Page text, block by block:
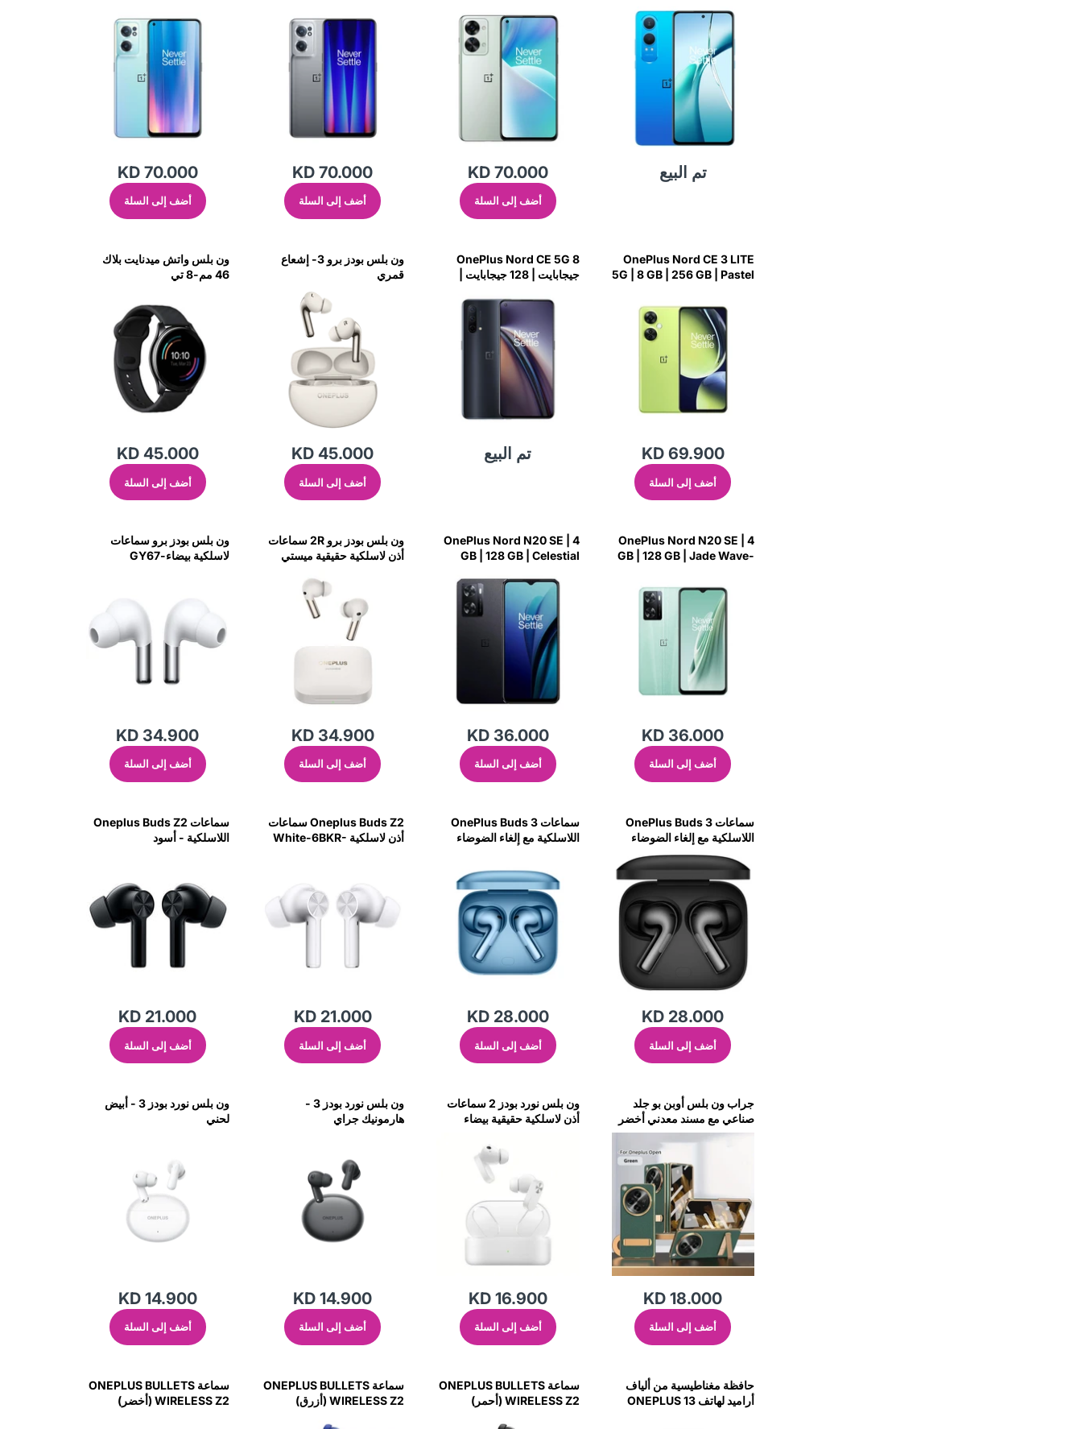
RAM - Mega Blue
تم البيع KD 70.000
أضف إلى السلة
KD 70.000
أضف إلى السلة
KD 70.000
أضف إلى السلة
OnePlus Nord CE 3 LITE
5G | 8 GB | 256 GB | Pastel
KD 69.900
أضف إلى السلة
OnePlus Nord CE 5G 8
جيجابايت | 128 جيجابايت |
تم البيع
ون بلس بودز برو 3- إشعاع
قمري
KD 45.000
أضف إلى السلة
ون بلس واتش ميدنايت بلاك
46 مم-8 تي
KD 45.000
أضف إلى السلة
OnePlus Nord N20 SE | 4
GB | 128 GB | Jade Wave-
KD 36.000
أضف إلى السلة
OnePlus Nord N20 SE | 4
GB | 128 GB | Celestial
KD 36.000
أضف إلى السلة
ون بلس بودز برو 2R سماعات
أذن لاسلكية حقيقية ميستي
KD 34.900
أضف إلى السلة
ون بلس بودز برو سماعات
لاسلكية بيضاء-GY67
KD 34.900
أضف إلى السلة
سماعات OnePlus Buds 3
اللاسلكية مع إلغاء الضوضاء
التكيفي باللون الرمادي المعدني
KD 28.000
أضف إلى السلة
سماعات OnePlus Buds 3
اللاسلكية مع إلغاء الضوضاء
KD 28.000
أضف إلى السلة
Oneplus Buds Z2 سماعات
أذن لاسلكية White-6BKR-
KD 21.000
أضف إلى السلة
سماعات Oneplus Buds Z2
اللاسلكية - أسود
KD 21.000
أضف إلى السلة
جراب ون بلس أوبن بو جلد
صناعي مع مسند معدني أخضر
KD 18.000
أضف إلى السلة
ون بلس نورد بودز 2 سماعات
أذن لاسلكية حقيقية بيضاء
KD 16.900
أضف إلى السلة
ون بلس نورد بودز 3 -
هارمونيك جراي
KD 14.900
أضف إلى السلة
ون بلس نورد بودز 3 - أبيض
لحني
KD 14.900
أضف إلى السلة
حافظة مغناطيسية من ألياف
أراميد لهاتف ONEPLUS 13
سماعة ONEPLUS BULLETS
WIRELESS Z2 (أحمر)
سماعة ONEPLUS BULLETS
WIRELESS Z2 (أزرق)
سماعة ONEPLUS BULLETS
WIRELESS Z2 (أخضر)